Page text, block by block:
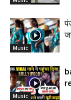
Music
Music